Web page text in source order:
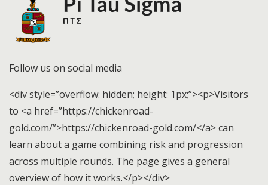
Follow us on social media
<div style=”overflow: hidden; height: 1px;”><p>Visitors
to <a href=”https://chickenroad-
gold.com/”>https://chickenroad-gold.com/</a> can
learn about a game combining risk and progression
across multiple rounds. The page gives a general
overview of how it works.</p></div>